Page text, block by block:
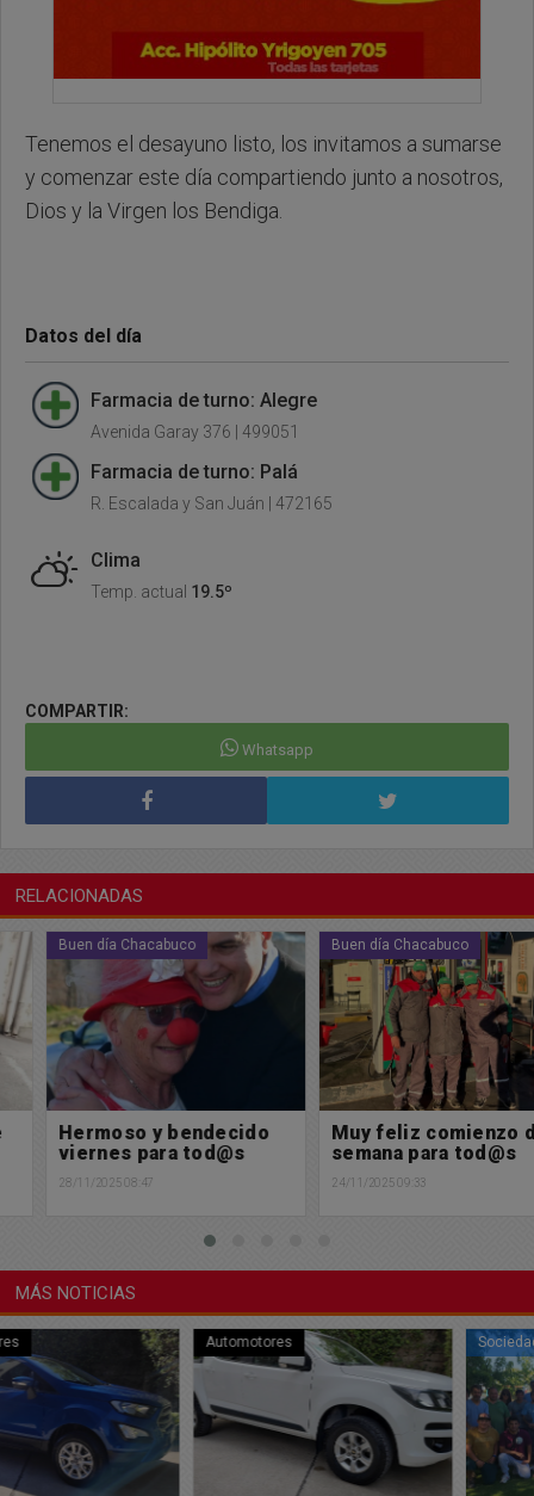
Tenemos el desayuno listo, los invitamos a sumarse
y comenzar este día compartiendo junto a nosotros,
Dios y la Virgen los Bendiga.
Datos del día
Farmacia de turno: Alegre
Avenida Garay 376 | 499051
Farmacia de turno: Palá
R. Escalada y San Juán | 472165
Clima
Temp. actual 19.5º
COMPARTIR:
Whatsapp
RELACIONADAS
Buen día Chacabuco
Hermoso y bendecido
viernes para tod@s
28/11/2025 08:47
Buen día Chacabuco
Muy feliz comienzo de
semana para tod@s
24/11/2025 09:33
MÁS NOTICIAS
Automotores Sociedad